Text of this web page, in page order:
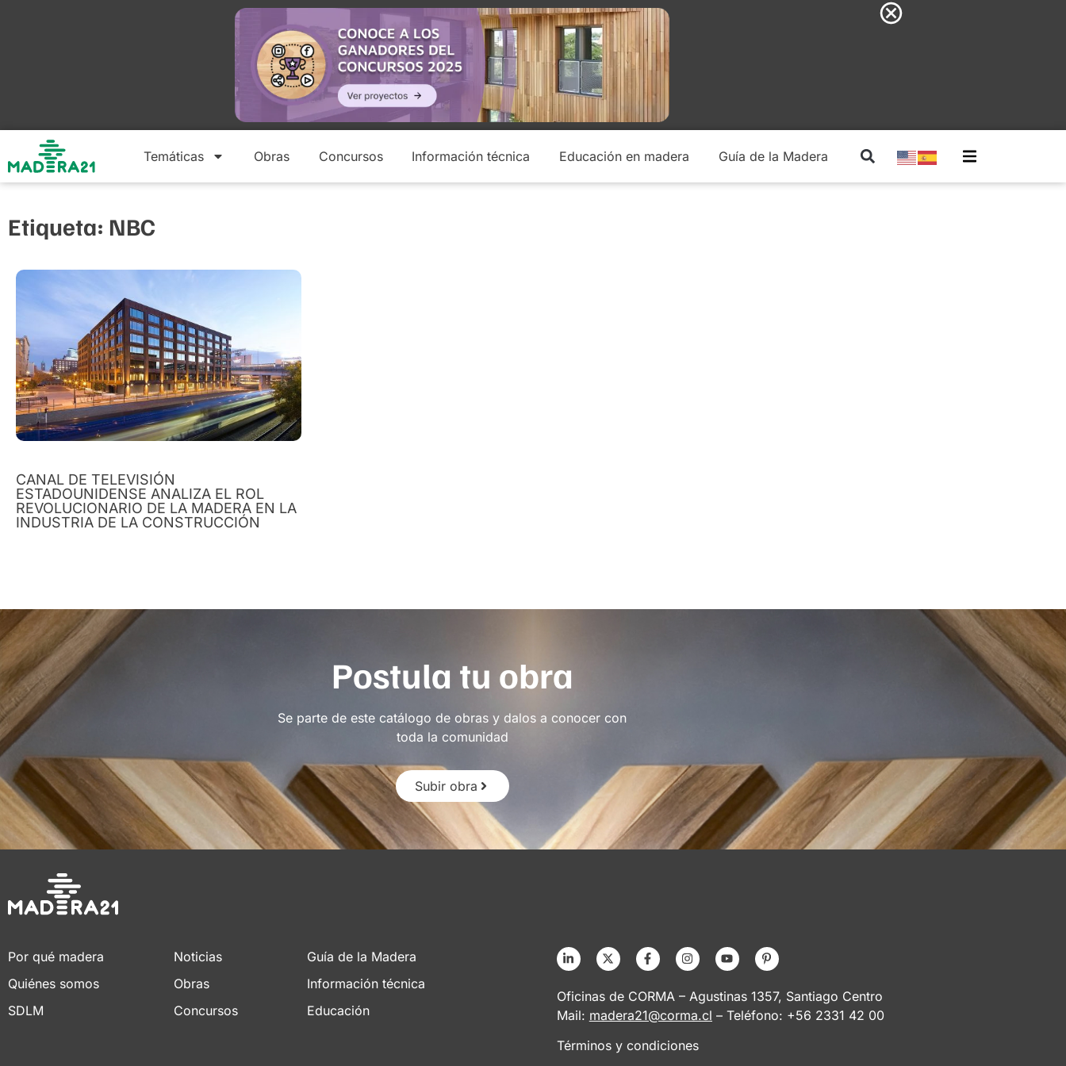
Temáticas Obras Concursos Información técnica Educación en madera Guía de la Madera
Etiqueta: NBC
CANAL DE TELEVISIÓN
ESTADOUNIDENSE ANALIZA EL ROL
REVOLUCIONARIO DE LA MADERA EN LA
INDUSTRIA DE LA CONSTRUCCIÓN
Postula tu obra
Se parte de este catálogo de obras y dalos a conocer con
toda la comunidad
Subir obra
Por qué madera
Quiénes somos
SDLM
Noticias
Obras
Concursos
Guía de la Madera
Información técnica
Educación
Oficinas de CORMA – Agustinas 1357, Santiago Centro
Mail: madera21@corma.cl – Teléfono: +56 2331 42 00
Términos y condiciones